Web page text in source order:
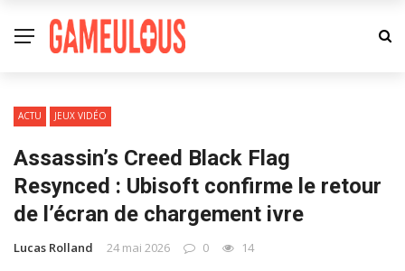
ACTU JEUX VIDÉO
Assassin’s Creed Black Flag
Resynced : Ubisoft confirme le retour
de l’écran de chargement ivre
Lucas Rolland 24 mai 2026 0 14